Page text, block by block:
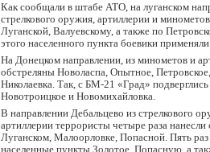
Как сообщали в штабе АТО, на луганском
стрелкового оружия, артиллерии и
Луганской, Валуевскому, а также по
этого населенного пункта боевики
На Донецком направлении, из минометов и
обстреляны Новоласпа, Опытное,
Николаевка. Так, с БМ-21 «Град»
Новотроицкое и Новомихайловка.
В направлении Дебальцево из стрелкового
артиллерии террористы четыре раза нанесли
Луганском, Малоорловке, Попасной. Пять раз
населенные пункты Золотое, Попасную, а